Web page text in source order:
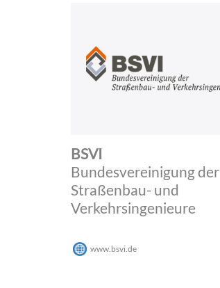
BSVI
Bundesvereinigung der
Straßenbau- und
Verkehrsingenieure
www.bsvi.de